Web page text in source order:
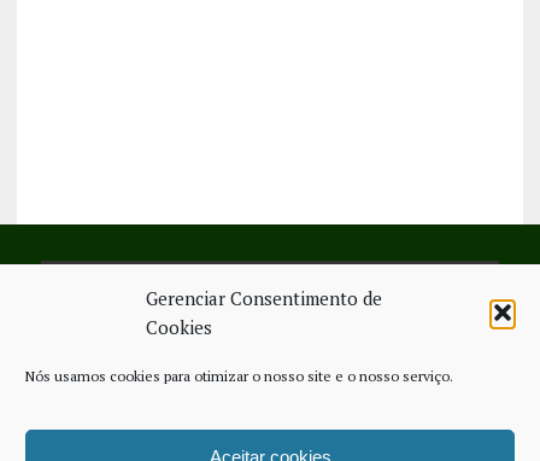
Gerenciar Consentimento de
Cookies
Nós usamos cookies para otimizar o nosso site e o nosso serviço.
Aceitar cookies
SIGA-NOS NO FACEBOOK